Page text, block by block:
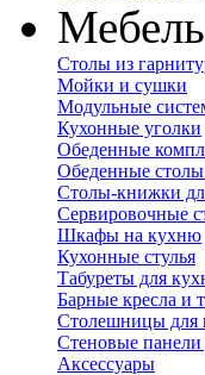
Столы из
Мойки и сушки
Модульные
Кухонные уголки
Обеденные
Обеденные
Столы-книжки
Сервировочные
Шкафы на кухню
Кухонные стулья
Табуреты для
Барные кресла и
Столешницы для
Стеновые панели
Аксессуары